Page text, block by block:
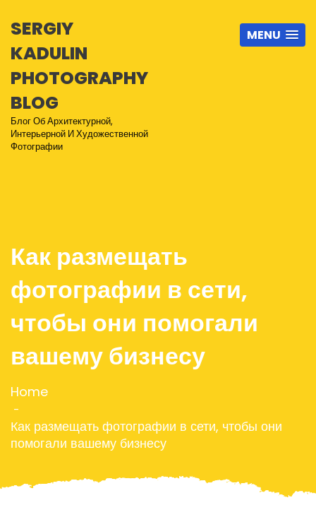
SERGIY
KADULIN
PHOTOGRAPHY
BLOG
Блог Об Архитектурной,
Интерьерной И Художественной
Фотографии
MENU
Как размещать
фотографии в сети,
чтобы они помогали
вашему бизнесу
Home
Как размещать фотографии в сети, чтобы они
помогали вашему бизнесу